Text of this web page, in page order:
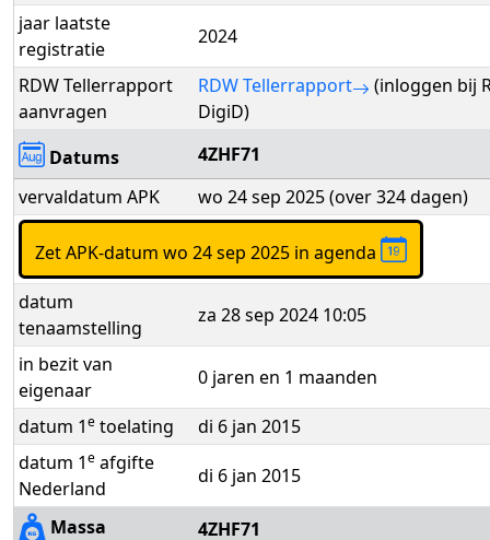
jaar laatste
registratie
2024
RDW Tellerrapport
aanvragen
RDW Tellerrapport
(inloggen bij
DigiD)
Datums
4ZHF71
vervaldatum APK
wo 24 sep 2025 (over 324 dagen)
Zet APK-datum wo 24 sep 2025 in agenda
datum
tenaamstelling
za 28 sep 2024 10:05
in bezit van
eigenaar
0 jaren en 1 maanden
datum 1e toelating
di 6 jan 2015
datum 1e afgifte
Nederland
di 6 jan 2015
Massa
4ZHF71